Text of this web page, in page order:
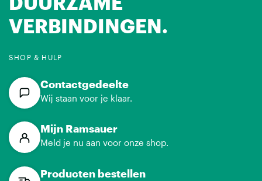
VERBINDINGEN.
SHOP & HULP
Contactgedeelte
Wij staan voor je klaar.
Mijn Ramsauer
Meld je nu aan voor onze shop.
Producten bestellen